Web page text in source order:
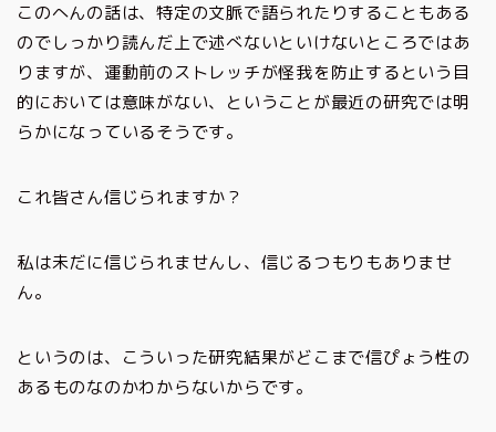
このへんの話は、特定の文脈で語られたりすることもある
のでしっかり読んだ上で述べないといけないところではあ
りますが、運動前のストレッチが怪我を防止するという目
的においては意味がない、ということが最近の研究では明
らかになっているそうです。
これ皆さん信じられますか？
私は未だに信じられませんし、信じるつもりもありませ
ん。
というのは、こういった研究結果がどこまで信ぴょう性の
あるものなのかわからないからです。